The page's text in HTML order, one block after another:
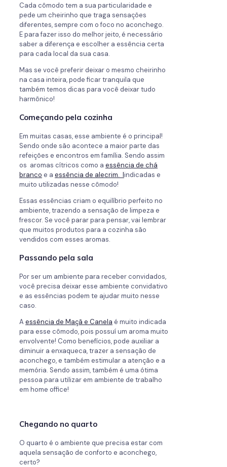
Cada cômodo tem a sua particularidade e
pede um cheirinho que traga sensações
diferentes, sempre com o foco no aconchego.
E para fazer isso do melhor jeito, é necessário
saber a diferença e escolher a essência certa
para cada local da sua casa.
Mas se você preferir deixar o mesmo cheirinho
na casa inteira, pode ficar tranquila que
também temos dicas para você deixar tudo
harmônico!
Começando pela cozinha
Em muitas casas, esse ambiente é o principal!
Sendo onde são acontece a maior parte das
refeições e encontros em família. Sendo assim
os aromas cítricos como a essência de chá
branco e a essência de alecrim. Iindicadas e
muito utilizadas nesse cômodo!
Essas essências criam o equilíbrio perfeito no
ambiente, trazendo a sensação de limpeza e
frescor. Se você parar para pensar, vai lembrar
que muitos produtos para a cozinha são
vendidos com esses aromas.
Passando pela sala
Por ser um ambiente para receber convidados,
você precisa deixar esse ambiente convidativo
e as essências podem te ajudar muito nesse
caso.
A essência de Maçã e Canela é muito indicada
para esse cômodo, pois possuí um aroma muito
envolvente! Como benefícios, pode auxiliar a
diminuir a enxaqueca, trazer a sensação de
aconchego, e também estimular a atenção e a
memória. Sendo assim, também é uma ótima
pessoa para utilizar em ambiente de trabalho
em home office!
Chegando no quarto
O quarto é o ambiente que precisa estar com
aquela sensação de conforto e aconchego,
certo?